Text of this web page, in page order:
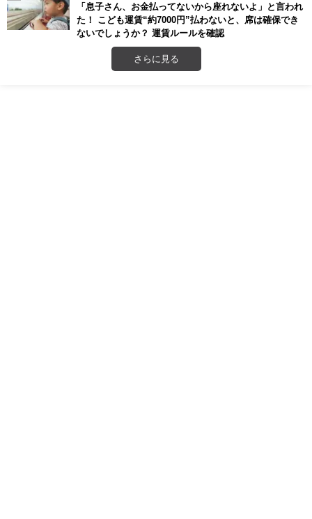
「息子さん、お金払ってないから座れないよ」と言われ
た！ こども運賃“約7000円”払わないと、席は確保でき
ないでしょうか？ 運賃ルールを確認
さらに見る